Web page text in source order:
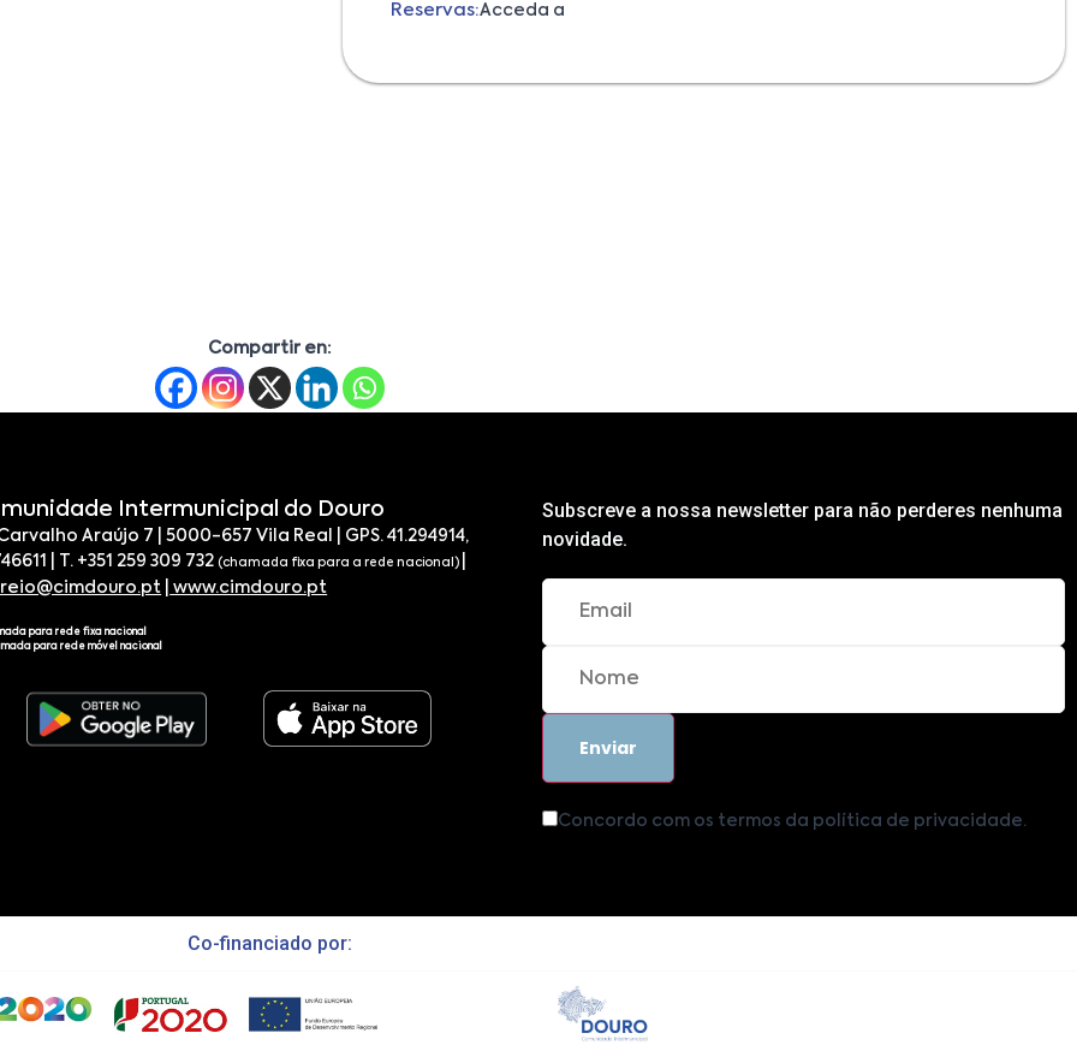
Reservas:Acceda a
Compartir en:
Intermunicipal do Douro
Araújo 7 | 5000-657 Vila Real | GPS. 41.294914,
| T. +351 259 309 732(chamada fixa para a rede nacional)
www.cimdouro.pt
para rede fixa nacional
para rede móvel nacional
Subscreve a nossa newsletter para não perderes nenhuma
novidade.
Concordo com os termos da política de privacidade.
Co-financiado por: